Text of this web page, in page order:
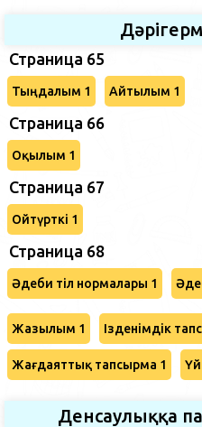
Страница 65
Тыңдалым 1 Айтылым 1
Страница 66
Оқылым 1
Страница 67
Ойтүрткі 1
Страница 68
Әдеби тіл нормалары 1
Жазылым 1 Ізденімдік
Жағдаяттық тапсырма 1
Денсаулыққа